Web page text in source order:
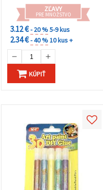
ZĽAVY
PRE MNOŽSTVO
3.12 €- 20 %5-9 kus
2.34 €- 40 %10 kus +
KÚPIŤ